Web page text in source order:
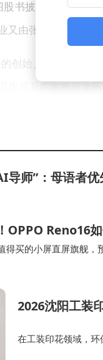
书披露，任阳生
又由张昊任实际控
创始人张昊任担
生局及广东狮马龙
管，并拥有中国药
医疗的境外上市计
合作司的备案确
进程迈入关键阶段。
师”：母语者
OPPO Reno16
得买的小屏直屏旗舰
畅游戏，那么OPPO
2026沈阳工装
在工装印花领域，